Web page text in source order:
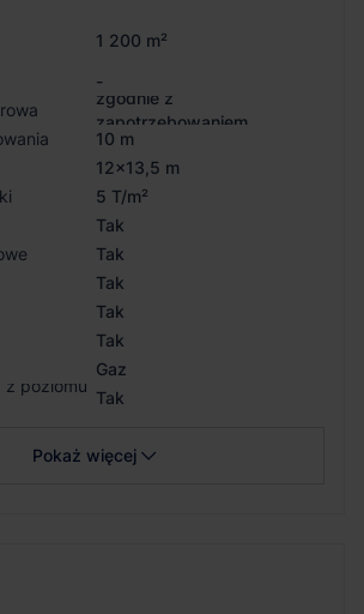
1 200 m²
-
zgodnie z
zapotrzebowaniem
10 m
12x13,5 m
5 T/m²
Tak
Tak
Tak
Tak
Tak
Gaz
z poziomu
Tak
Pokaż więcej